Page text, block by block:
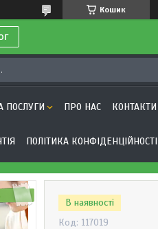
Кошик
ПОСЛУГИ ПРО НАС КОНТАКТИ
ПОЛІТИКА КОНФІДЕНЦІЙНОСТІ
В наявності
Код: 117019